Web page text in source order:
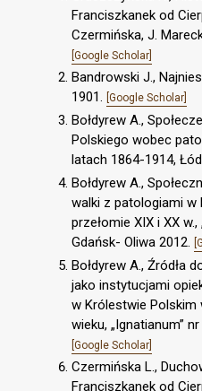
Franciszkanek od
Czermińska, J.
[Google Scholar]
Bandrowski J.,
1901. [Google Scholar]
Bołdyrew A.,
Polskiego wobec
latach 1864-1914,
Bołdyrew A.,
walki z patologiami w
przełomie XIX i XX
Gdańsk- Oliwa 2012.
Bołdyrew A., Źródła
jako instytucjami
w Królestwie Polskim
wieku, „Ignatianum”
[Google Scholar]
Czermińska L.,
Franciszkanek od